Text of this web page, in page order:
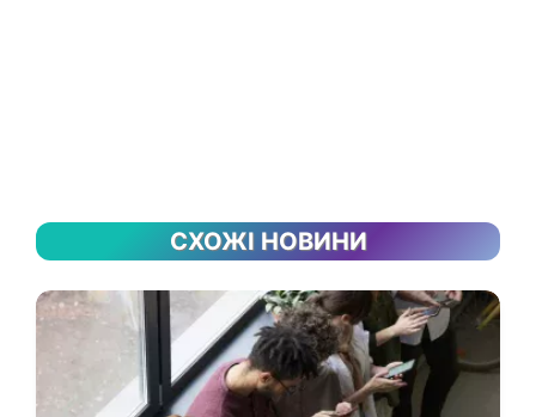
СХОЖІ НОВИНИ